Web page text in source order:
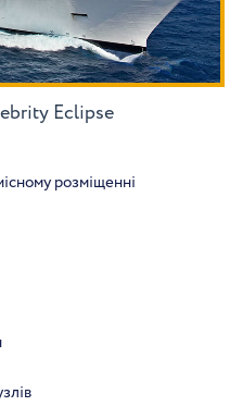
Eclipse
розміщенні